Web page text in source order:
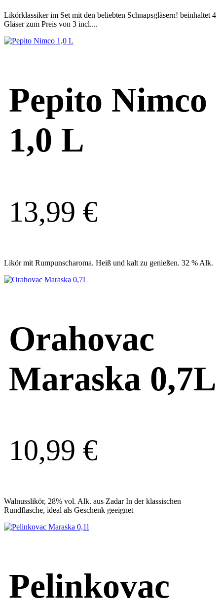
Likörklassiker im Set mit den beliebten Schnapsgläsern! beinhaltet 4
Gläser zum Preis von 3 incl....
Pepito Nimco
1,0 L
13,99 €
Likör mit Rumpunscharoma. Heiß und kalt zu genießen. 32 % Alk.
Orahovac
Maraska 0,7L
10,99 €
Walnusslikör, 28% vol. Alk. aus Zadar In der klassischen
Rundflasche, ideal als Geschenk geeignet
Pelinkovac